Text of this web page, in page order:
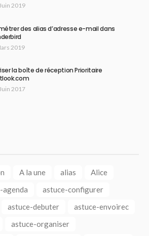
2019
des alias d’adresse e-mail dans
2019
la boîte de réception Prioritaire
2017
A la une alias
Alice
agenda
astuce-configurer
astuce-debuter
astuce-envoirec
astuce-organiser